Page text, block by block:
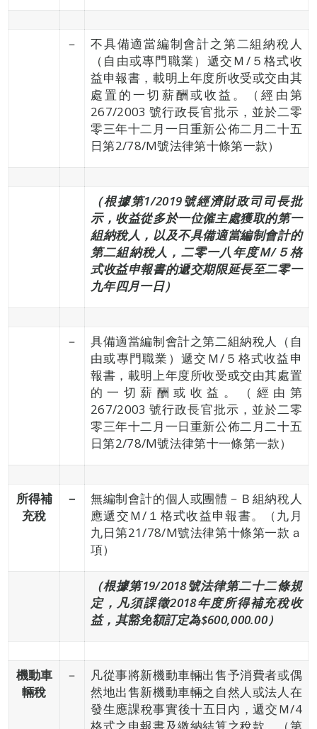
－
不具備適當編制會計之第二組納稅人
（自由或專門職業）遞交Ｍ/５格式收
益申報書，載明上年度所收受或交由其
處置的一切薪酬或收益。（經由第
267/2003 號行政長官批示，並於二零
零三年十二月一日重新公佈二月二十五
日第2/78/M號法律第十條第一款）
（根據第1/2019號經濟財政司司長批
示，收益從多於一位僱主處獲取的第一
組納稅人，以及不具備適當編制會計的
第二組納稅人，二零一八年度Ｍ/５格
式收益申報書的遞交期限延長至二零一
九年四月一日）
－
具備適當編制會計之第二組納稅人（自
由或專門職業）遞交Ｍ/５格式收益申
報書，載明上年度所收受或交由其處置
的一切薪酬或收益。（經由第
267/2003 號行政長官批示，並於二零
零三年十二月一日重新公佈二月二十五
日第2/78/M號法律第十一條第一款）
所得補
充稅
－
無編制會計的個人或團體－Ｂ組納稅人
應遞交Ｍ/１格式收益申報書。（九月
九日第21/78/M號法律第十條第一款ａ
項）
（根據第19/2018號法律第二十二條規
定， 凡須課徵2018年度所得補充稅收
益，其豁免額訂定為$600,000.00）
機動車
輛稅
－
凡從事將新機動車輛出售予消費者或偶
然地出售新機動車輛之自然人或法人在
發生應課稅事實後十五日內，遞交Ｍ/4